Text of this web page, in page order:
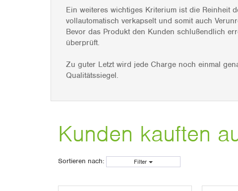
Ein weiteres wichtiges Kriterium ist die Reinheit
vollautomatisch verkapselt und somit auch
Bevor das Produkt den Kunden schlußendlich
überprüft.
Zu guter Letzt wird jede Charge noch einmal
Qualitätssiegel.
Kunden kauften
Sortieren nach: Filter